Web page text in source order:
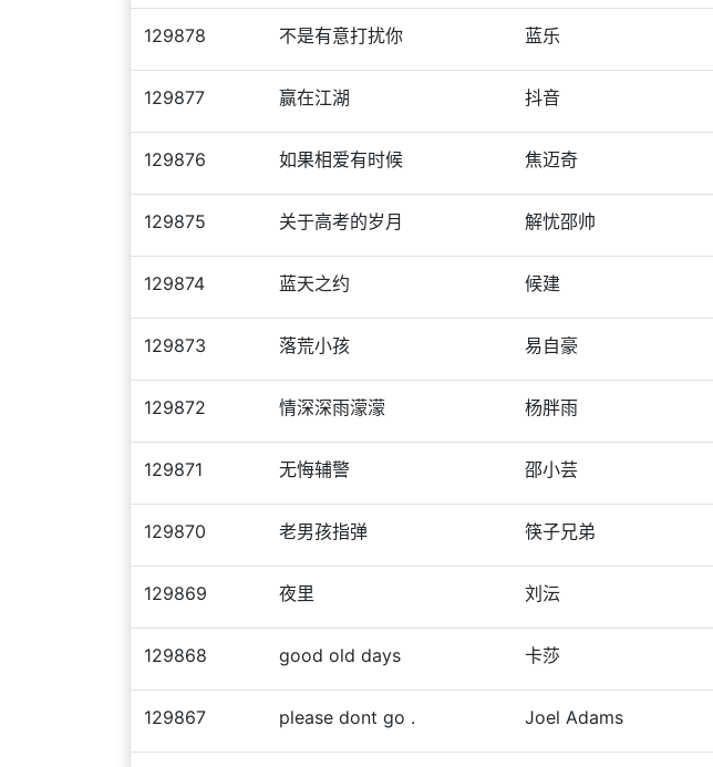
129878 不是有意打扰你 蓝乐
129877 赢在江湖 抖音
129876 如果相爱有时候 焦迈奇
129875 关于高考的岁月 解忧邵帅
129874 蓝天之约 候建
129873 落荒小孩 易自豪
129872 情深深雨濛濛 杨胖雨
129871 无悔辅警 邵小芸
129870 老男孩指弹 筷子兄弟
129869 夜里 刘沄
129868 good old days 卡莎
129867 please dont go . Joel Adams